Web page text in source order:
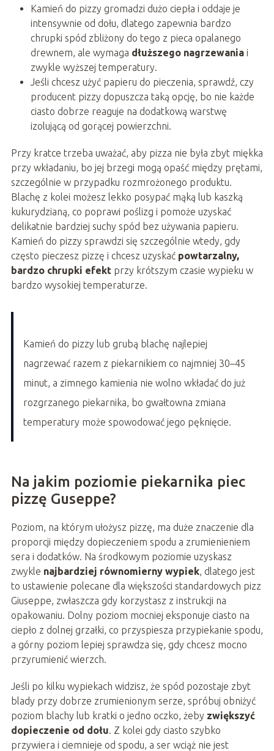
Kamień do pizzy gromadzi dużo ciepła i oddaje je
intensywnie od dołu, dlatego zapewnia bardzo
chrupki spód zbliżony do tego z pieca opalanego
drewnem, ale wymaga dłuższego nagrzewaniai
zwykle wyższej temperatury.
Jeśli chcesz użyć papieru do pieczenia, sprawdź, czy
producent pizzy dopuszcza taką opcję, bo nie każde
ciasto dobrze reaguje na dodatkową warstwę
izolującą od gorącej powierzchni.
Przy kratce trzeba uważać, aby pizza nie była zbyt miękka
przy wkładaniu, bo jej brzegi mogą opaść między prętami,
szczególnie w przypadku rozmrożonego produktu.
Blachę z kolei możesz lekko posypać mąką lub kaszką
kukurydzianą, co poprawi poślizg i pomoże uzyskać
delikatnie bardziej suchy spód bez używania papieru.
Kamień do pizzy sprawdzi się szczególnie wtedy, gdy
często pieczesz pizzę i chcesz uzyskać powtarzalny,
bardzo chrupki efekt przy krótszym czasie wypieku w
bardzo wysokiej temperaturze.
Kamień do pizzy lub grubą blachę najlepiej
nagrzewać razem z piekarnikiem co najmniej 30–45
minut, a zimnego kamienia nie wolno wkładać do już
rozgrzanego piekarnika, bo gwałtowna zmiana
temperatury może spowodować jego pęknięcie.
Na jakim poziomie piekarnika piec
pizzę Guseppe?
Poziom, na którym ułożysz pizzę, ma duże znaczenie dla
proporcji między dopieczeniem spodu a zrumienieniem
sera i dodatków. Na środkowym poziomie uzyskasz
zwykle najbardziej równomierny wypiek, dlatego jest
to ustawienie polecane dla większości standardowych pizz
Giuseppe, zwłaszcza gdy korzystasz z instrukcji na
opakowaniu. Dolny poziom mocniej eksponuje ciasto na
ciepło z dolnej grzałki, co przyspiesza przypiekanie spodu,
a górny poziom lepiej sprawdza się, gdy chcesz mocno
przyrumienić wierzch.
Jeśli po kilku wypiekach widzisz, że spód pozostaje zbyt
blady przy dobrze zrumienionym serze, spróbuj obniżyć
poziom blachy lub kratki o jedno oczko, żeby zwiększyć
dopieczenie od dołu . Z kolei gdy ciasto szybko
przywiera i ciemnieje od spodu, a ser wciąż nie jest